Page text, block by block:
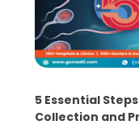
5 Essential
Collection and